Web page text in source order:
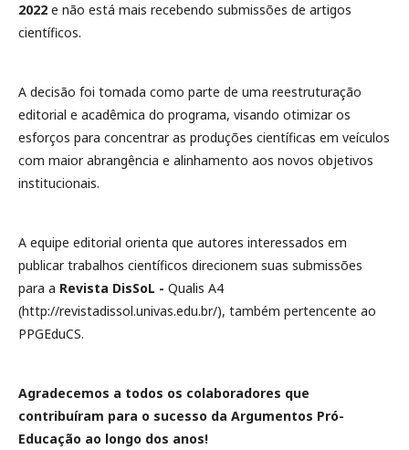
2022 e não está mais recebendo submissões de artigos
científicos.
A decisão foi tomada como parte de uma reestruturação
editorial e acadêmica do programa, visando otimizar os
esforços para concentrar as produções científicas em veículos
com maior abrangência e alinhamento aos novos objetivos
institucionais.
A equipe editorial orienta que autores interessados em
publicar trabalhos científicos direcionem suas submissões
para a Revista DisSoL - Qualis A4
(http://revistadissol.univas.edu.br/), também pertencente ao
PPGEduCS.
Agradecemos a todos os colaboradores que
contribuíram para o sucesso da Argumentos Pró-
Educação ao longo dos anos!